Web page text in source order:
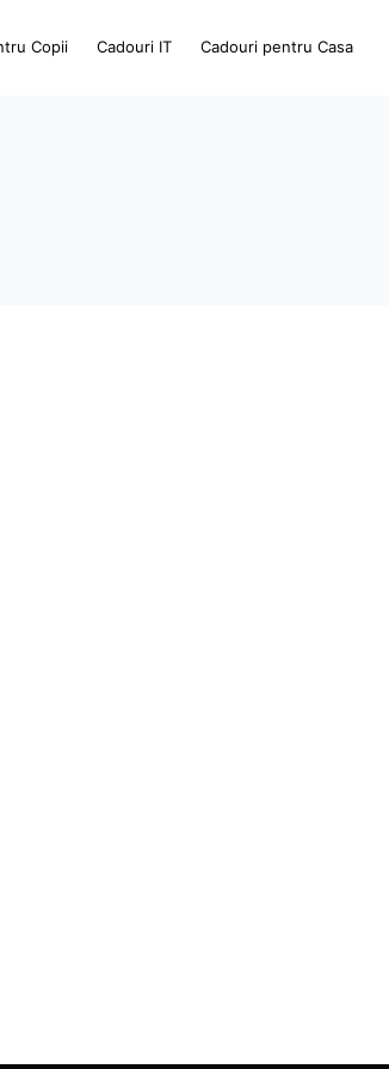
Copii Cadouri IT Cadouri pentru Casa